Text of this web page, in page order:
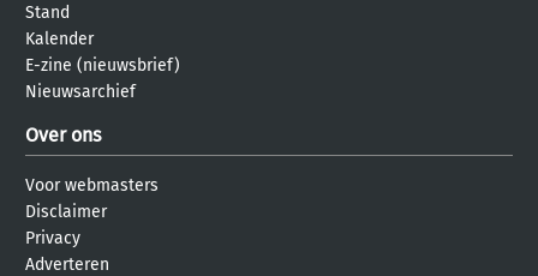
Stand
Kalender
E-zine (nieuwsbrief)
Nieuwsarchief
Over ons
Voor webmasters
Disclaimer
Privacy
Adverteren